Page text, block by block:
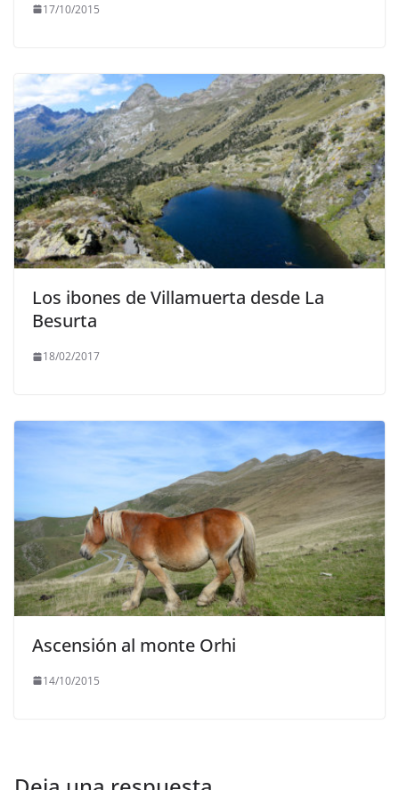
17/10/2015
Los ibones de Villamuerta desde La
Besurta
18/02/2017
Ascensión al monte Orhi
14/10/2015